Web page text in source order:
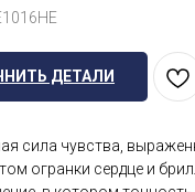
ДЕТАЛИ
сила чувства,
огранки сердце и